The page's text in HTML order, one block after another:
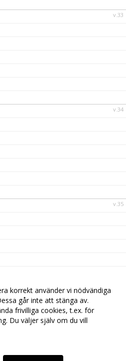
v.33
v.34
v.35
korrekt använder vi nödvändiga
går inte att stänga av.
frivilliga cookies, t.ex. för
Du väljer själv om du vill